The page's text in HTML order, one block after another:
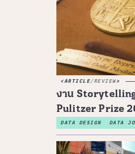
ARTICLE/REVIEW
งาน
Pulitzer Prize
DATA DESIGN DATA